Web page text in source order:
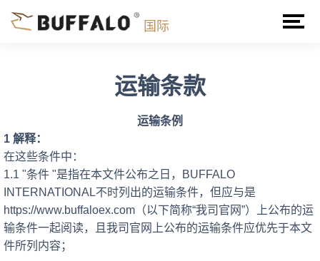
国际
运输条款
运输条例
1 解释：
在这些条件中：
1.1 "条件 "是指在本文件公布之日，BUFFALO
INTERNATIONAL不时列出的运输条件，但应与是
https://www.buffaloex.com（以下简称“我司官网”）
上公布的运
输条件一起阅读，且我司官网上公布的运输条件应优先于本文
件所列内容；